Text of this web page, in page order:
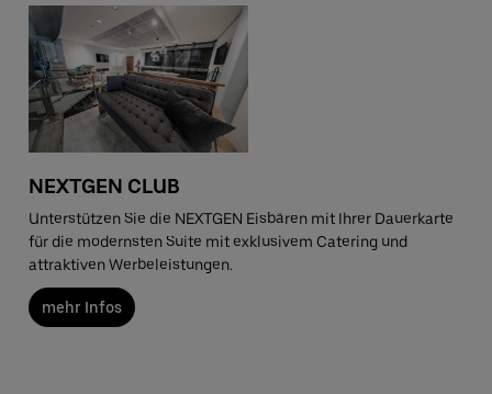
NEXTGEN CLUB
Unterstützen Sie die NEXTGEN Eisbären mit Ihrer Dauerkarte
für die modernsten Suite mit exklusivem Catering und
attraktiven Werbeleistungen.
mehr Infos